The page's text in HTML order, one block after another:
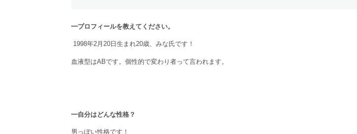
━プロフィールを教えてください。
1998年2月20日生まれ20歳、みな氏です！
血液型はABです。個性的で変わり者って言われます。
━自分はどんな性格？
男っぽい性格です！